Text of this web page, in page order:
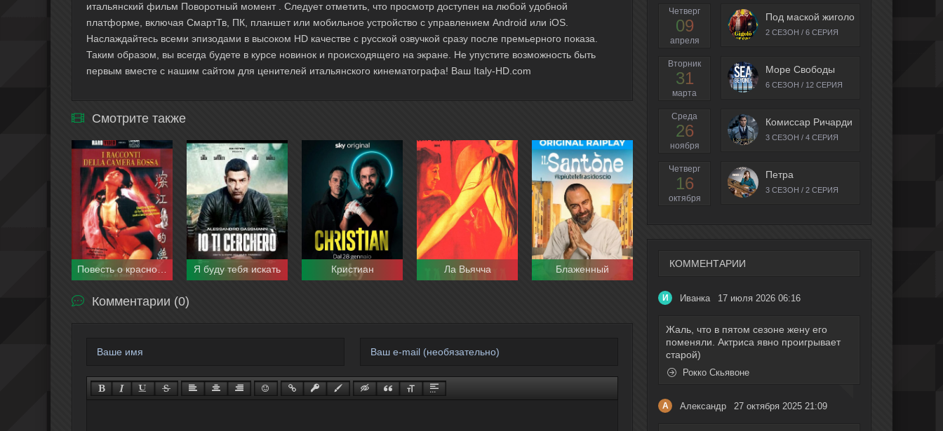
Четверг
09
апреля
Под маской жиголо
2 СЕЗОН / 6 СЕРИЯ
Вторник
31
марта
Море Свободы
6 СЕЗОН / 12 СЕРИЯ
Среда
26
ноября
Комиссар Ричарди
3 СЕЗОН / 4 СЕРИЯ
Четверг
16
октября
Петра
3 СЕЗОН / 2 СЕРИЯ
КОММЕНТАРИИ
И Иванка 17 июля 2026 06:16
Жаль, что в пятом сезоне жену его
поменяли. Актриса явно проигрывает
старой)
Рокко Скьявоне
А Александр 27 октября 2025 21:09
итальянский фильм Поворотный момент . Следует отметить, что просмотр доступен на любой удобной
платформе, включая СмартТв, ПК, планшет или мобильное устройство с управлением Android или iOS.
Наслаждайтесь всеми эпизодами в высоком HD качестве с русской озвучкой сразу после премьерного показа.
Таким образом, вы всегда будете в курсе новинок и происходящего на экране. Не упустите возможность быть
первым вместе с нашим сайтом для ценителей итальянского кинематографа! Ваш Italy-HD.com
Смотрите также
Я буду тебя искать Кристиан Ла Вьячча Блаженный
Комментарии (0)